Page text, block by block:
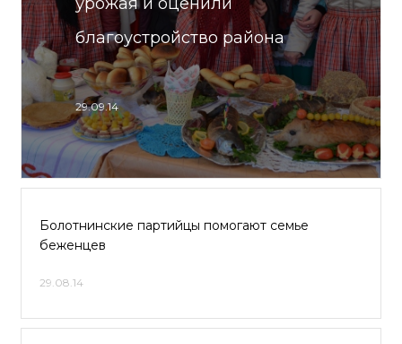
благоустройство района
29.09.14
Болотнинские партийцы помогают семье
беженцев
29.08.14